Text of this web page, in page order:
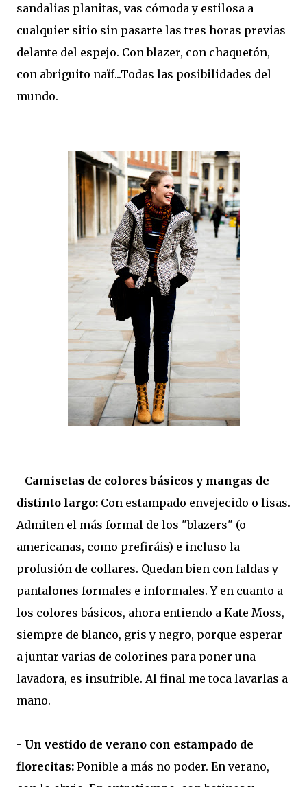
sandalias planitas, vas cómoda y estilosa a
cualquier sitio sin pasarte las tres horas previas
delante del espejo. Con blazer, con chaquetón,
con abriguito naïf...Todas las posibilidades del
mundo.
- Camisetas de colores básicos y mangas de
distinto largo: Con estampado envejecido o lisas.
Admiten el más formal de los "blazers" (o
americanas, como prefiráis) e incluso la
profusión de collares. Quedan bien con faldas y
pantalones formales e informales. Y en cuanto a
los colores básicos, ahora entiendo a Kate Moss,
siempre de blanco, gris y negro, porque esperar
a juntar varias de colorines para poner una
lavadora, es insufrible. Al final me toca lavarlas a
mano.
- Un vestido de verano con estampado de
florecitas: Ponible a más no poder. En verano,